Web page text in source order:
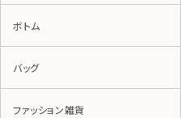
ボトム
バッグ
ファッション雑貨